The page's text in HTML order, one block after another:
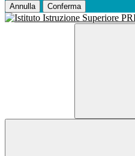
Annulla Conferma